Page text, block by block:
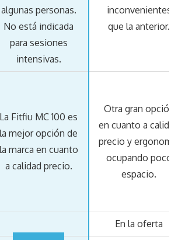
algunas personas.
No está indicada
para sesiones
intensivas.
inconvenientes
que la anterior.
La Fitfiu MC 100 es
la mejor opción de
la marca en cuanto
a calidad precio.
Otra gran opción
en cuanto a
precio y
ocupando poco
espacio.
En la oferta